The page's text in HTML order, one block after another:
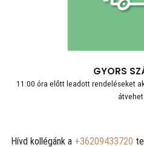
GYORS
11:00 óra előtt leadott rendeléseket
Hívd kollégánk a +36209433720